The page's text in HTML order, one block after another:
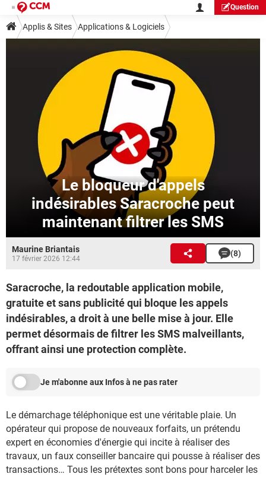
Question
Applis & Sites Applications & Logiciels
Le bloqueur d'appels
indésirables Saracroche peut
maintenant filtrer les SMS
Maurine Briantais
17 février 2026 12:44
(8)
Saracroche, la redoutable application mobile,
gratuite et sans publicité qui bloque les appels
indésirables, a droit à une belle mise à jour. Elle
permet désormais de filtrer les SMS malveillants,
offrant ainsi une protection complète.
Je m'abonne aux Infos à ne pas rater
Le démarchage téléphonique est une véritable plaie. Un
opérateur qui propose de nouveaux forfaits, un prétendu
expert en économies d'énergie qui incite à réaliser des
travaux, un faux conseiller bancaire qui pousse à réaliser des
transactions… Tous les prétextes sont bons pour harceler les